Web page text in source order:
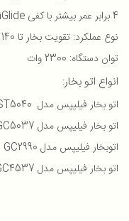
4 برابر عمر بیشتر با کفی SteamGlide
نوع عملکرد: تقویت بخار تا 140 گرم و بخار مداوم 40 گرم در دقیقه
توان دستگاه: 2300 وات
انواع اتو بخار:
اتو بخار فیلیپس مدل DST5040
اتو بخار فیلیپس مدل GC5037
اتوبخار فیلیپس مدل GC2990
اتو بخار فیلیپس مدل GC4537